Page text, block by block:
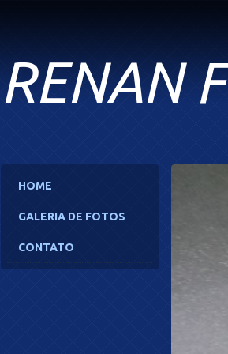
RENAN
HOME
GALERIA DE FOTOS
CONTATO